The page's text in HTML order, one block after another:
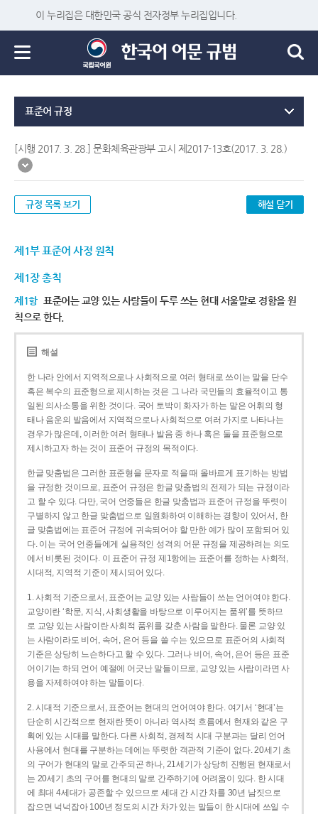
이 누리집은 대한민국 공식 전자정부 누리집입니다.
표준어 규정
[시행 2017. 3. 28.] 문화체육관광부 고시 제2017-13호(2017. 3. 28.)
규정 목록 보기 해설 닫기
제1부 표준어 사정 원칙
제1장 총칙
제1항 표준어는 교양 있는 사람들이 두루 쓰는 현대 서울말로 정함을 원
칙으로 한다.
해설
한 나라 안에서 지역적으로나 사회적으로 여러 형태로 쓰이는 말을 단수
혹은 복수의 표준형으로 제시하는 것은 그 나라 국민들의 효율적이고 통
일된 의사소통을 위한 것이다. 국어 토박이 화자가 하는 말은 어휘의 형
태나 음운의 발음에서 지역적으로나 사회적으로 여러 가지로 나타나는
경우가 많은데, 이러한 여러 형태나 발음 중 하나 혹은 둘을 표준형으로
제시하고자 하는 것이 표준어 규정의 목적이다.
한글 맞춤법은 그러한 표준형을 문자로 적을 때 올바르게 표기하는 방법
을 규정한 것이므로, 표준어 규정은 한글 맞춤법의 전제가 되는 규정이라
고 할 수 있다. 다만, 국어 언중들은 한글 맞춤법과 표준어 규정을 뚜렷이
구별하지 않고 한글 맞춤법으로 일원화하여 이해하는 경향이 있어서, 한
글 맞춤법에는 표준어 규정에 귀속되어야 할 만한 예가 많이 포함되어 있
다. 이는 국어 언중들에게 실용적인 성격의 어문 규정을 제공하려는 의도
에서 비롯된 것이다. 이 표준어 규정 제1항에는 표준어를 정하는 사회적,
시대적, 지역적 기준이 제시되어 있다.
1. 사회적 기준으로서, 표준어는 교양 있는 사람들이 쓰는 언어여야 한다.
교양이란 ‘학문, 지식, 사회생활을 바탕으로 이루어지는 품위’를 뜻하므
로 교양 있는 사람이란 사회적 품위를 갖춘 사람을 말한다. 물론 교양 있
는 사람이라도 비어, 속어, 은어 등을 쓸 수는 있으므로 표준어의 사회적
기준은 상당히 느슨하다고 할 수 있다. 그러나 비어, 속어, 은어 등은 표준
어이기는 하되 언어 예절에 어긋난 말들이므로, 교양 있는 사람이라면 사
용을 자제하여야 하는 말들이다.
2. 시대적 기준으로서, 표준어는 현대의 언어여야 한다. 여기서 ‘현대’는
단순히 시간적으로 현재란 뜻이 아니라 역사적 흐름에서 현재와 같은 구
획에 있는 시대를 말한다. 다른 사회적, 경제적 시대 구분과는 달리 언어
사용에서 현대를 구분하는 데에는 뚜렷한 객관적 기준이 없다. 20세기 초
의 구어가 현대의 말로 간주되곤 하나, 21세기가 상당히 진행된 현재로서
는 20세기 초의 구어를 현대의 말로 간주하기에 어려움이 있다. 한 시대
에 최대 4세대가 공존할 수 있으므로 세대 간 시간 차를 30년 남짓으로
잡으면 넉넉잡아 100년 정도의 시간 차가 있는 말들이 한 시대에 쓰일 수